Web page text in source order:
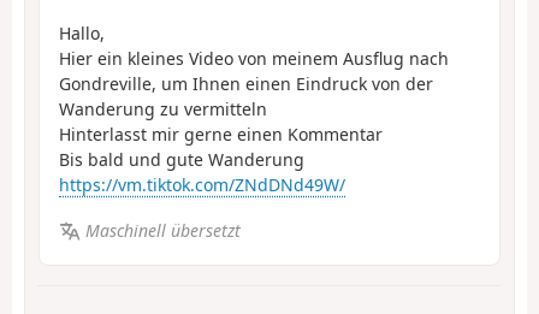
Hallo,
Hier ein kleines Video von meinem Ausflug nach
Gondreville, um Ihnen einen Eindruck von der
Wanderung zu vermitteln
Hinterlasst mir gerne einen Kommentar
Bis bald und gute Wanderung
https://vm.tiktok.com/ZNdDNd49W/
Maschinell übersetzt